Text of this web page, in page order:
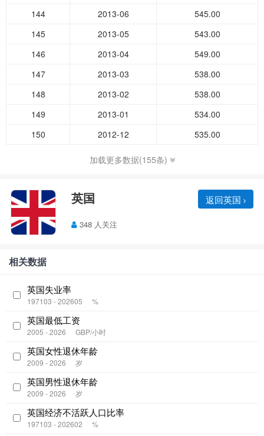
144
2013-06
545.00
145
2013-05
543.00
146
2013-04
549.00
147
2013-03
538.00
148
2013-02
538.00
149
2013-01
534.00
150
2012-12 535.00
加载更多数据(155条)
英国 返回英国
348 人关注
相关数据
英国失业率
197103 - 202605 %
英国最低工资
2005 - 2026 GBP/小时
英国女性退休年龄
2009 - 2026 岁
英国男性退休年龄
2009 - 2026 岁
英国经济不活跃人口比率
197103 - 202602 %